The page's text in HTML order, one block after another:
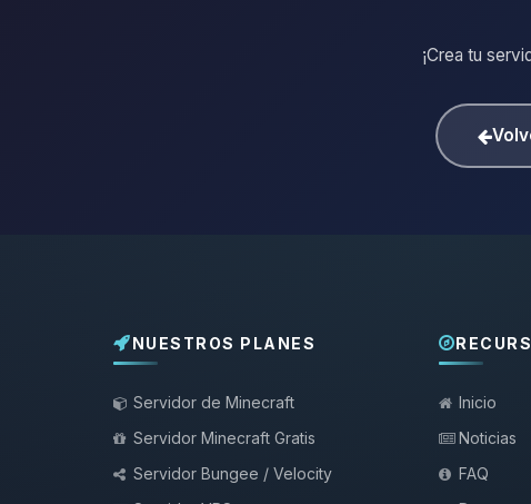
¡Crea tu
NUESTROS PLANES
Servidor de Minecraft
Servidor Minecraft Gratis
Servidor Bungee / Velocity
Inicio
Noticias
FAQ